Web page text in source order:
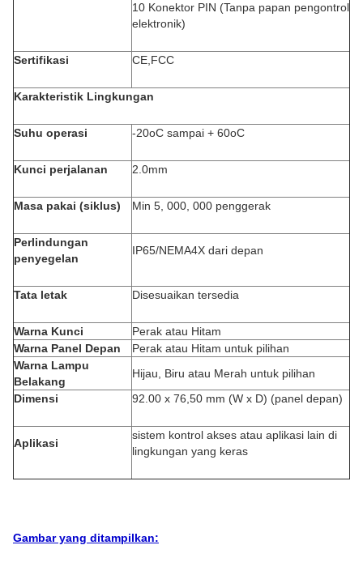
10 Konektor PIN (Tanpa papan pengontrol
elektronik)
Sertifikasi CE,FCC
Karakteristik Lingkungan
Suhu operasi -20oC sampai + 60oC
Kunci perjalanan 2.0mm
Masa pakai (siklus) Min 5, 000, 000 penggerak
Perlindungan
penyegelan
IP65/NEMA4X dari depan
Tata letak Disesuaikan tersedia
Warna Kunci
Perak atau Hitam
Warna Panel Depan
Perak atau Hitam untuk pilihan
Warna Lampu
Belakang
Hijau, Biru atau Merah untuk pilihan
Dimensi
92.00 x 76,50 mm (W x D) (panel depan)
Aplikasi
sistem kontrol akses atau aplikasi lain di
lingkungan yang keras
Gambar yang ditampilkan: